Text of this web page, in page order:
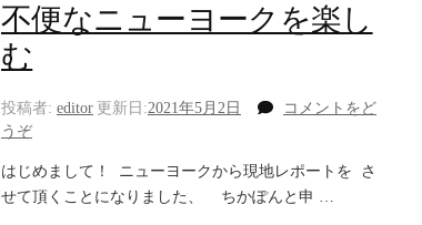
不便なニューヨークを楽し
む
投稿者: editor 更新日:2021年5月2日
コメントをど
うぞ(不
な
ニ
はじめまして！ ニューヨークから現地レポートを さ
せて頂くことになりました、 ちかぽんと申 …